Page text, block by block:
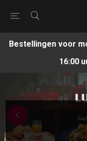
Bestellingen voor
16:00